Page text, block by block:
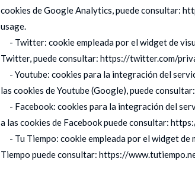
cookies de Google Analytics, puede consultar:
usage.
- Twitter: cookie empleada por el widget de
Twitter, puede consultar: https://twitter.com/
- Youtube: cookies para la integración del
las cookies de Youtube (Google), puede
- Facebook: cookies para la integración del
a las cookies de Facebook puede consultar:
- Tu Tiempo: cookie empleada por el widget de
Tiempo puede consultar: https://